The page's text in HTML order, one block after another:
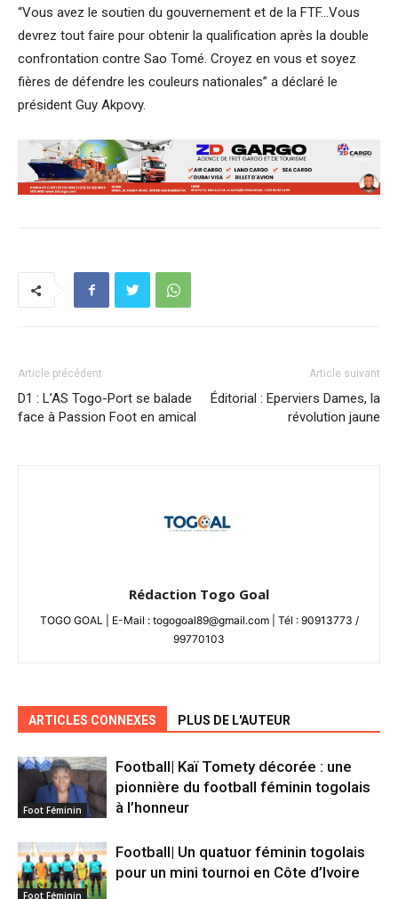
“Vous avez le soutien du gouvernement et de la FTF…Vous
devrez tout faire pour obtenir la qualification après la double
confrontation contre Sao Tomé. Croyez en vous et soyez
fières de défendre les couleurs nationales” a déclaré le
président Guy Akpovy.
Article précédent
D1 : L’AS Togo-Port se balade
face à Passion Foot en amical
Article suivant
Éditorial : Eperviers Dames, la
révolution jaune
Rédaction Togo Goal
TOGO GOAL | E-Mail : togogoal89@gmail.com | Tél : 90913773 /
99770103
ARTICLES CONNEXES PLUS DE L'AUTEUR
Foot Féminin
Football| Kaï Tomety décorée : une
pionnière du football féminin togolais
à l’honneur
Foot Féminin
Football| Un quatuor féminin togolais
pour un mini tournoi en Côte d’Ivoire